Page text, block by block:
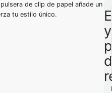
pulsera de clip de papel añade un
tu estilo único.
y